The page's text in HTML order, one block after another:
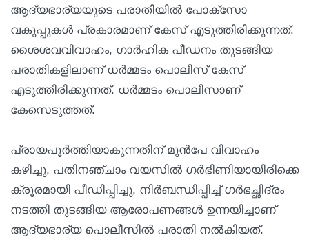
ആദ്യഭാര്യയുടെ പരാതിയിൽ പോക്‌സോ
വകുപ്പുകള്‍ പ്രകാരമാണ് കേസ് എടുത്തിരിക്കുന്നത്.
ശൈശവവിവാഹം, ഗാര്‍ഹിക പീഡനം തുടങ്ങിയ
പരാതികളിലാണ് ധര്‍മ്മടം പൊലീസ് കേസ്
എടുത്തിരിക്കുന്നത്. ധര്‍മ്മടം പൊലീസാണ്
കേസെടുത്തത്.
പ്രായപൂര്‍ത്തിയാകുന്നതിന് മുന്‍പേ വിവാഹം
കഴിച്ചു, പതിനഞ്ചാം വയസില്‍ ഗര്‍ഭിണിയായിരിക്കെ
ക്രൂരമായി പീഡിപ്പിച്ചു, നിര്‍ബന്ധിപ്പിച്ച് ഗര്‍ഭച്ഛിദ്രം
നടത്തി തുടങ്ങിയ ആരോപണങ്ങള്‍ ഉന്നയിച്ചാണ്
ആദ്യഭാര്യ പൊലീസില്‍ പരാതി നല്‍കിയത്.